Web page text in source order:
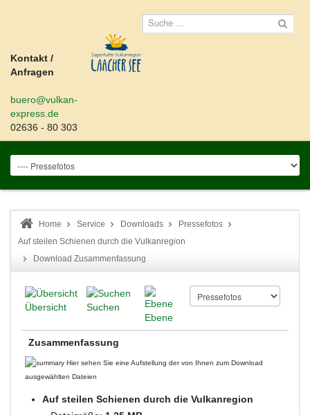
Kontakt /
Anfragen
buero@vulkan-
express.de
02636 - 80 303
Home Service Downloads
Pressefotos
Auf steilen Schienen durch die Vulkanregion
Download Zusammenfassung
Übersicht
Suchen
Ebene
Zusammenfassung
Hier sehen Sie eine Aufstellung der von Ihnen zum Download
ausgewählten Dateien
Auf steilen Schienen durch die Vulkanregion